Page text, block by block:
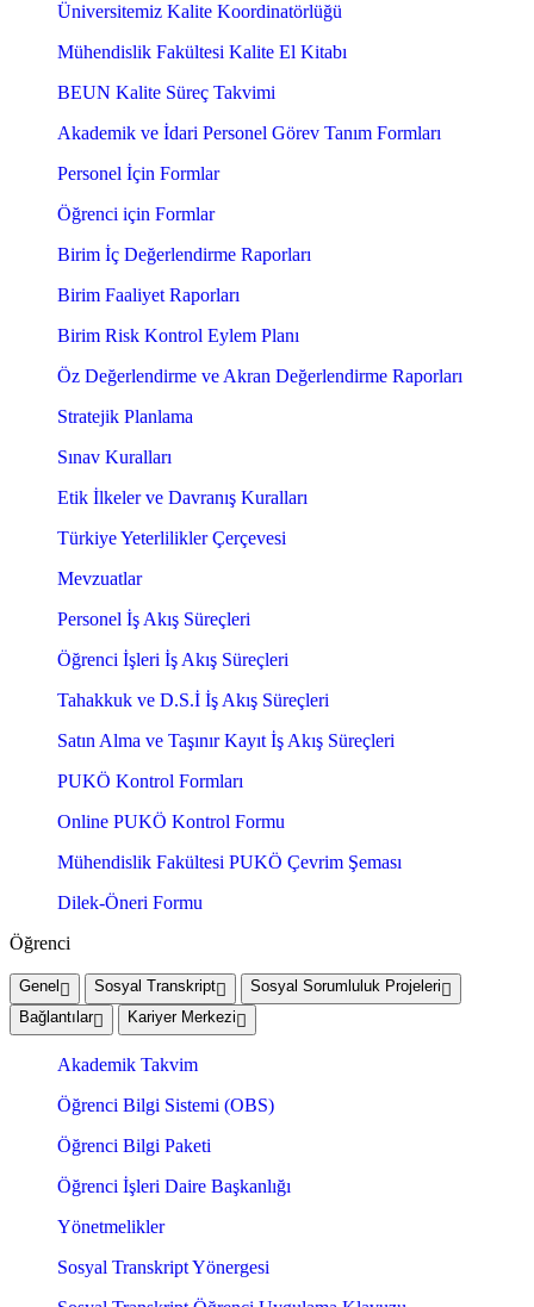
Üniversitemiz Kalite Koordinatörlüğü
Mühendislik Fakültesi Kalite El Kitabı
BEUN Kalite Süreç Takvimi
Akademik ve İdari Personel Görev Tanım Formları
Personel İçin Formlar
Öğrenci için Formlar
Birim İç Değerlendirme Raporları
Birim Faaliyet Raporları
Birim Risk Kontrol Eylem Planı
Öz Değerlendirme ve Akran Değerlendirme Raporları
Stratejik Planlama
Sınav Kuralları
Etik İlkeler ve Davranış Kuralları
Türkiye Yeterlilikler Çerçevesi
Mevzuatlar
Personel İş Akış Süreçleri
Öğrenci İşleri İş Akış Süreçleri
Tahakkuk ve D.S.İ İş Akış Süreçleri
Satın Alma ve Taşınır Kayıt İş Akış Süreçleri
PUKÖ Kontrol Formları
Online PUKÖ Kontrol Formu
Mühendislik Fakültesi PUKÖ Çevrim Şeması
Dilek-Öneri Formu
Öğrenci
Genel Sosyal Transkript
Sosyal Sorumluluk Projeleri
Bağlantılar
Kariyer Merkezi
Akademik Takvim
Öğrenci Bilgi Sistemi (OBS)
Öğrenci Bilgi Paketi
Öğrenci İşleri Daire Başkanlığı
Yönetmelikler
Sosyal Transkript Yönergesi